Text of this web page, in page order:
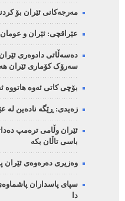
مەرجەکانی ئێران بۆ
عێراقچی: ئێران و
دەسەڵاتی دادوەری
سەرۆک کۆماری ئێران
بۆچی کاتی ئەوە هاتووە
زەیدی: ڕێگە نادەین لە
ئێران وڵامی ترەمپ
باسی تاڵان بکە
وەزیری دەرەوەی ئێران
سپای پاسداران
دا